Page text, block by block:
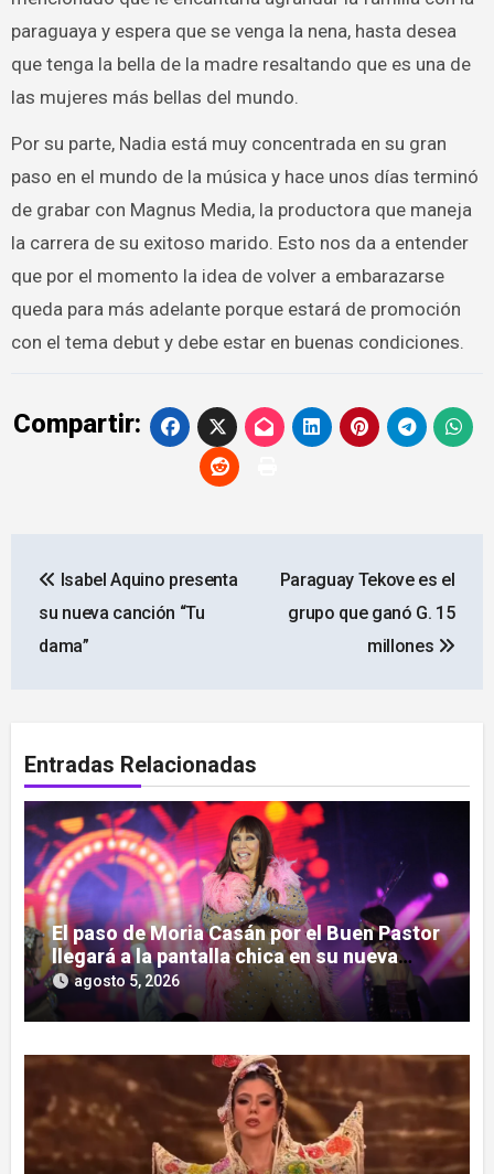
paraguaya y espera que se venga la nena, hasta desea
que tenga la bella de la madre resaltando que es una de
las mujeres más bellas del mundo.
Por su parte, Nadia está muy concentrada en su gran
paso en el mundo de la música y hace unos días terminó
de grabar con Magnus Media, la productora que maneja
la carrera de su exitoso marido. Esto nos da a entender
que por el momento la idea de volver a embarazarse
queda para más adelante porque estará de promoción
con el tema debut y debe estar en buenas condiciones.
Compartir:
de
entradas
Isabel Aquino presenta
su nueva canción “Tu
dama”
Paraguay Tekove es el
grupo que ganó G. 15
millones
Entradas Relacionadas
El paso de Moria Casán por el Buen Pastor
llegará a la pantalla chica en su nueva
serie documental
agosto 5, 2026